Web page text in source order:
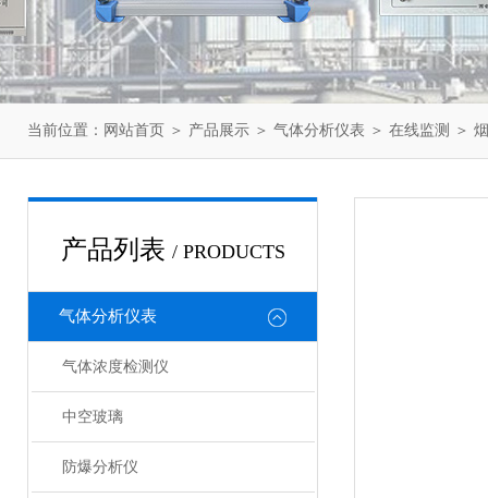
当前位置： 网站首页 ＞ 产品展示 ＞ 气体分析仪表 ＞ 在线监测 ＞
产品列表 / PRODUCTS
气体分析仪表
气体浓度检测仪
中空玻璃
防爆分析仪